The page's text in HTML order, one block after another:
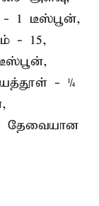
- 1 டீஸ்பூன்,
- 15,
- ¼
- தேவையான